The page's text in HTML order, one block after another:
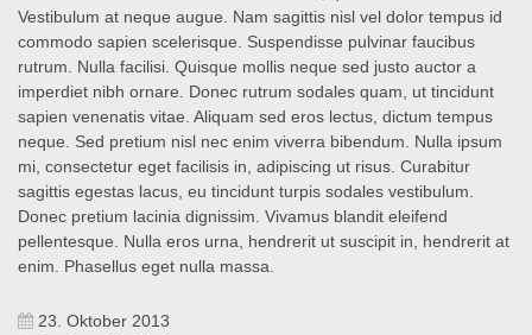
Vestibulum at neque augue. Nam sagittis nisl vel dolor tempus id
commodo sapien scelerisque. Suspendisse pulvinar faucibus
rutrum. Nulla facilisi. Quisque mollis neque sed justo auctor a
imperdiet nibh ornare. Donec rutrum sodales quam, ut tincidunt
sapien venenatis vitae. Aliquam sed eros lectus, dictum tempus
neque. Sed pretium nisl nec enim viverra bibendum. Nulla ipsum
mi, consectetur eget facilisis in, adipiscing ut risus. Curabitur
sagittis egestas lacus, eu tincidunt turpis sodales vestibulum.
Donec pretium lacinia dignissim. Vivamus blandit eleifend
pellentesque. Nulla eros urna, hendrerit ut suscipit in, hendrerit at
enim. Phasellus eget nulla massa.
23. Oktober 2013